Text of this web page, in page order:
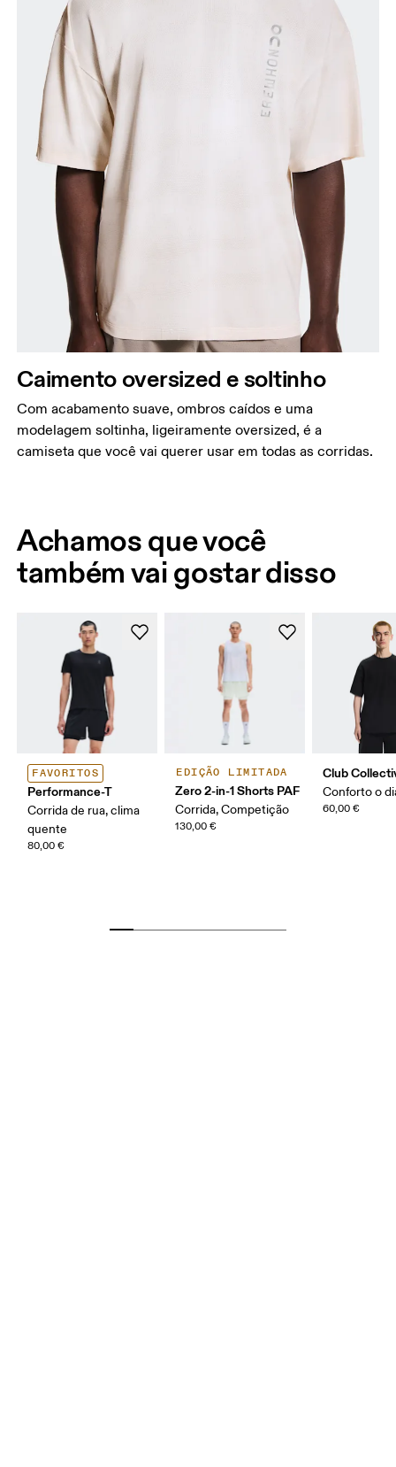
Caimento oversized e soltinho
Com acabamento suave, ombros caídos e uma
modelagem soltinha, ligeiramente oversized, é a
camiseta que você vai querer usar em todas as corridas.
Achamos que você
também vai gostar disso
FAVORITOS
Performance-T
Corrida de rua, clima
quente
80,00 €
EDIÇÃO LIMITADA
Zero 2-in-1 Shorts PAF
Corrida, Competição
130,00 €
Club
Conforto o
60,00 €